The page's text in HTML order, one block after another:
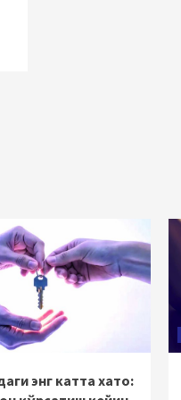
энг катта хато: